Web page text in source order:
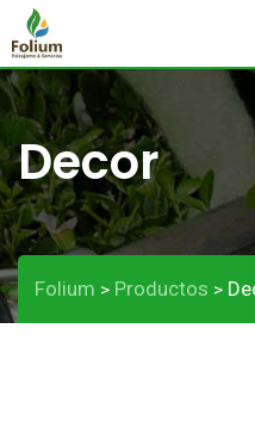
Decor
Folium > Productos >